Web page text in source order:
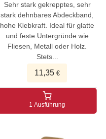
Sehr stark gekrepptes, sehr
stark dehnbares Abdeckband,
hohe Klebkraft. Ideal für glatte
und feste Untergründe wie
Fliesen, Metall oder Holz.
Stets...
11,35 €
1 Ausführung